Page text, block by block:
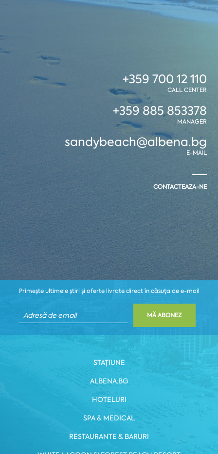
+359 700 12 110
CALL CENTER
+359 885 853378
MANAGER
sandybeach@albena.bg
E-MAIL
CONTACTEAZA-NE
Primește ultimele știri și oferte livrate direct în căsuța de e-mail
MĂ ABONEZ
STAȚIUNE
ALBENA.BG
HOTELURI
SPA & MEDICAL
RESTAURANTE & BARURI